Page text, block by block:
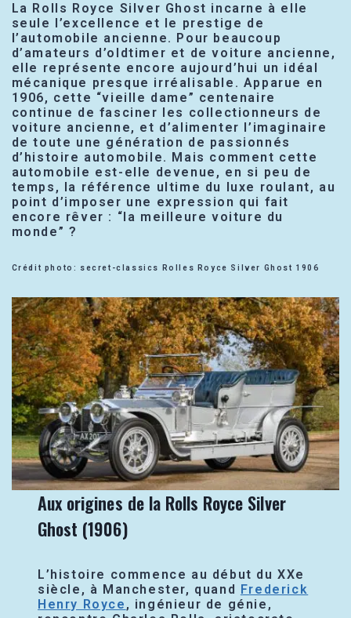
La Rolls Royce Silver Ghost incarne à elle
seule l’excellence et le prestige de
l’automobile ancienne. Pour beaucoup
d’amateurs d’oldtimer et de voiture ancienne,
elle représente encore aujourd’hui un idéal
mécanique presque irréalisable. Apparue en
1906, cette “vieille dame” centenaire
continue de fasciner les collectionneurs de
voiture ancienne, et d’alimenter l’imaginaire
de toute une génération de passionnés
d’histoire automobile. Mais comment cette
automobile est-elle devenue, en si peu de
temps, la référence ultime du luxe roulant, au
point d’imposer une expression qui fait
encore rêver : “la meilleure voiture du
monde” ?
Crédit photo: secret-classics Rolles Royce Silver Ghost 1906
Aux origines de la Rolls Royce Silver
Ghost (1906)
L’histoire commence au début du XXe
siècle, à Manchester, quand Frederick
Henry Royce , ingénieur de génie,